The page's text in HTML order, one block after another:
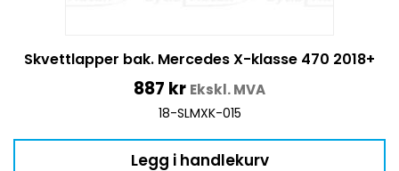
Skvettlapper bak. Mercedes X-klasse 470 2018+
887 kr Ekskl. MVA
18-SLMXK-015
Legg i handlekurv